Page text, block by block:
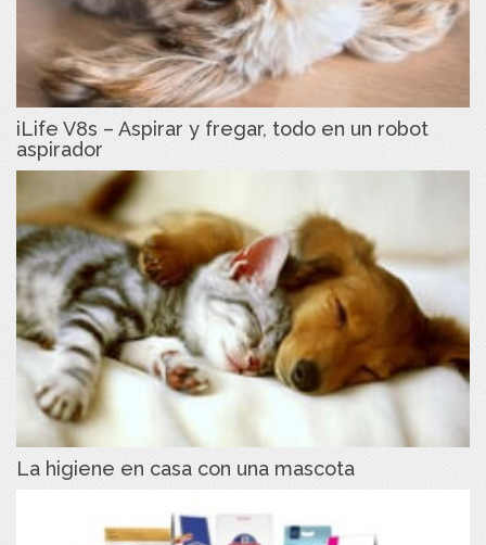
iLife V8s – Aspirar y fregar, todo en un robot
aspirador
La higiene en casa con una mascota